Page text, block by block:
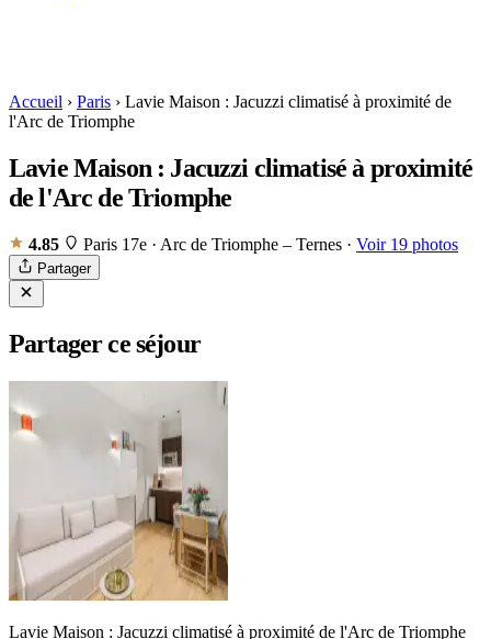
Accueil › Paris › Lavie Maison : Jacuzzi climatisé à proximité de
l'Arc de Triomphe
Lavie Maison : Jacuzzi climatisé à proximité
de l'Arc de Triomphe
4.85 Paris 17e · Arc de Triomphe – Ternes · Voir 19 photos
Partager
Partager ce séjour
Lavie Maison : Jacuzzi climatisé à proximité de l'Arc de Triomphe